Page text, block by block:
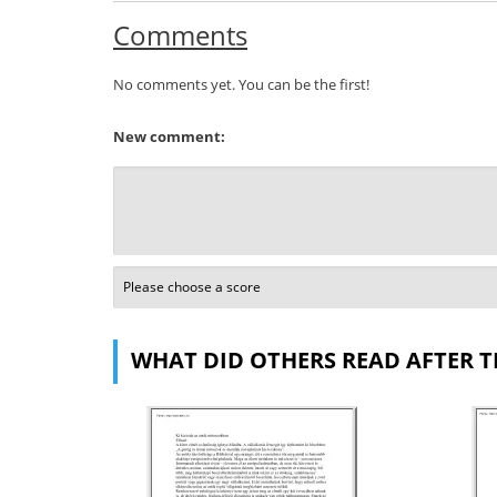
Comments
No comments yet. You can be the first!
New comment:
WHAT DID OTHERS READ AFTER